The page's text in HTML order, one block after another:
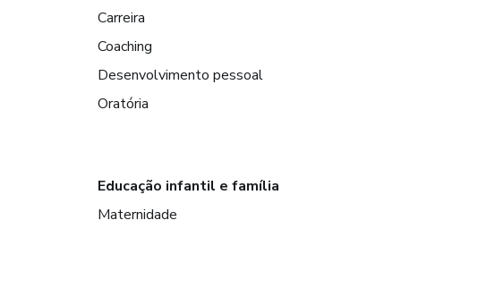
Carreira
Coaching
Desenvolvimento pessoal
Oratória
Educação infantil e família
Maternidade